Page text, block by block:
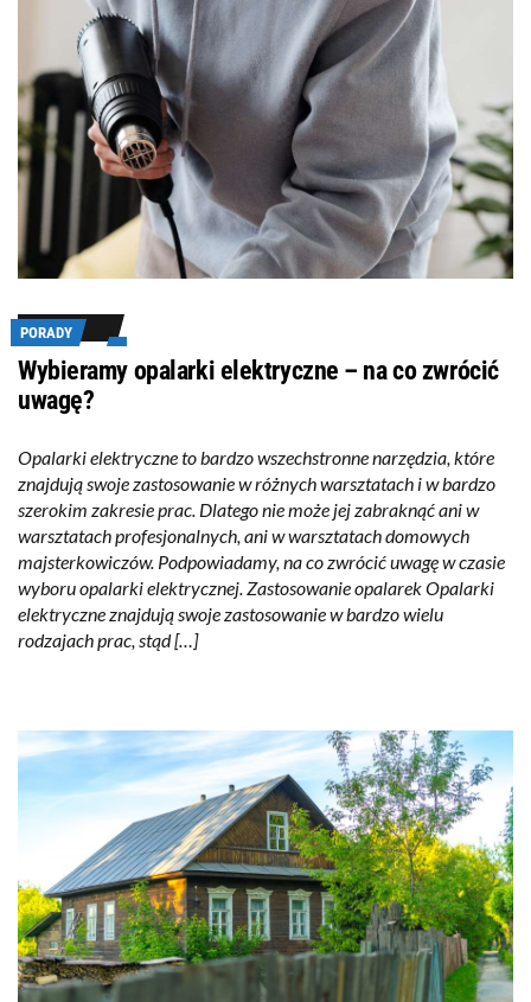
PORADY
Wybieramy opalarki elektryczne – na co zwrócić
uwagę?
Opalarki elektryczne to bardzo wszechstronne narzędzia, które
znajdują swoje zastosowanie w różnych warsztatach i w bardzo
szerokim zakresie prac. Dlatego nie może jej zabraknąć ani w
warsztatach profesjonalnych, ani w warsztatach domowych
majsterkowiczów. Podpowiadamy, na co zwrócić uwagę w czasie
wyboru opalarki elektrycznej. Zastosowanie opalarek Opalarki
elektryczne znajdują swoje zastosowanie w bardzo wielu
rodzajach prac, stąd […]